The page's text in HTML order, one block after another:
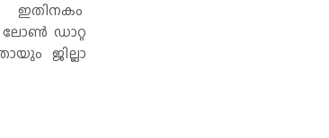
ലോണ്‍ ഡാറ്റ
ജില്ലാ